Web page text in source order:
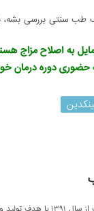
سنتی بررسی بشه،
به اصلاح مزاج
حضوری دوره درمان